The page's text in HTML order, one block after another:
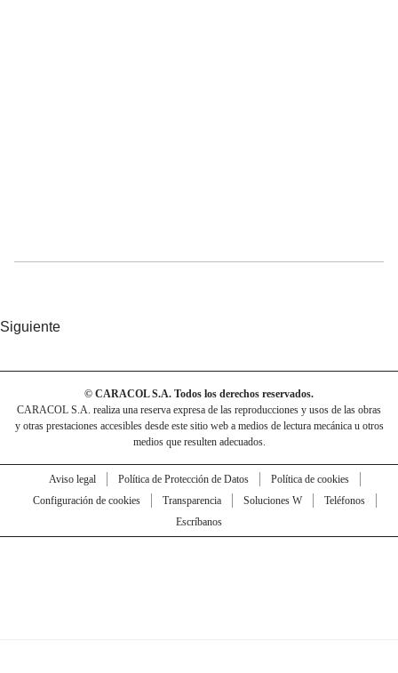
Siguiente
© CARACOL S.A. Todos los derechos reservados.
CARACOL S.A. realiza una reserva expresa de las reproducciones y usos de las obras
y otras prestaciones accesibles desde este sitio web a medios de lectura mecánica u otros
medios que resulten adecuados.
Aviso legal Política de Protección de Datos
Política de cookies
Configuración de cookies
Transparencia Soluciones W
Teléfonos
Escríbanos